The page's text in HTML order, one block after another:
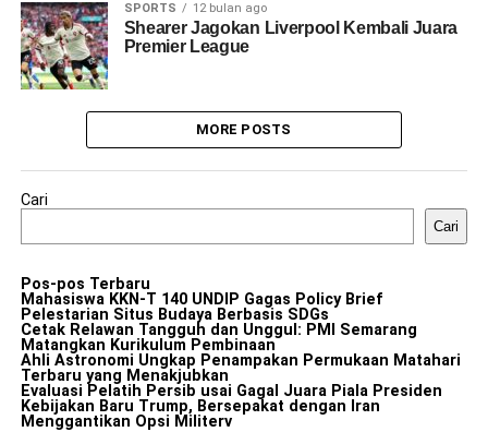
SPORTS 12 bulan ago
Shearer Jagokan Liverpool Kembali Juara
Premier League
MORE POSTS
Cari
Cari
Pos-pos Terbaru
Mahasiswa KKN-T 140 UNDIP Gagas Policy Brief
Pelestarian Situs Budaya Berbasis SDGs
Cetak Relawan Tangguh dan Unggul: PMI Semarang
Matangkan Kurikulum Pembinaan
Ahli Astronomi Ungkap Penampakan Permukaan Matahari
Terbaru yang Menakjubkan
Evaluasi Pelatih Persib usai Gagal Juara Piala Presiden
Kebijakan Baru Trump, Bersepakat dengan Iran
Menggantikan Opsi Militerv